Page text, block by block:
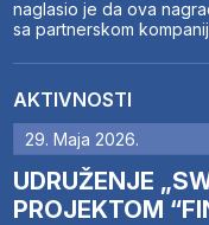
naglasio je da ova
sa partnerskom
AKTIVNOSTI
29. Maja 2026.
UDRUŽENJE
PROJEKTOM